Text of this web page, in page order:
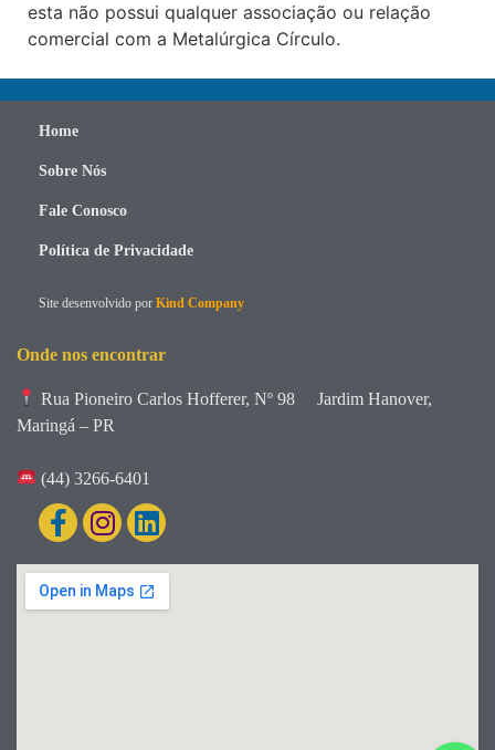
esta não possui qualquer associação ou relação
comercial com a Metalúrgica Círculo.
Home
Sobre Nós
Fale Conosco
Política de Privacidade
Site desenvolvido por Kind Company
Onde nos encontrar
Rua Pioneiro Carlos Hofferer, Nº 98
Jardim Hanover,
Maringá – PR
(44) 3266-6401